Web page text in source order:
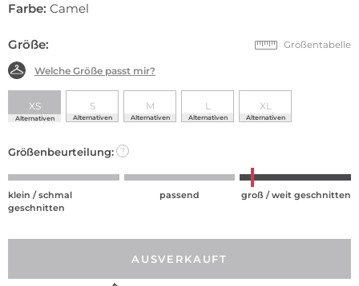
Farbe: Camel
Größe: Größentabelle
Welche Größe passt mir?
XS
Alternativen
S
Alternativen
M
Alternativen
L
Alternativen
XL
Alternativen
Größenbeurteilung: ?
klein / schmal
geschnitten
passend groß / weit geschnitten
AUSVERKAUFT